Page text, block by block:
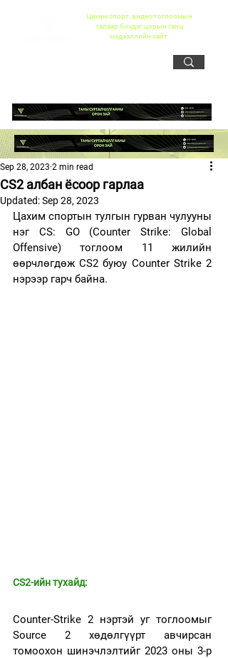
Цахим спорт, видео тоглоомын
талаар бичдэг цорын ганц
мэдээллийн сайт
CS2 албан ёсоор гарлаа
Sep 28, 2023 2 min read
Updated:Sep 28, 2023
Цахим спортын тулгын гурван чулууны
нэг CS: GO (Counter Strike: Global
Offensive) тоглоом 11 жилийн
өөрчлөгдөж CS2 буюу Counter Strike 2
нэрээр гарч байна.
CS2-ийн тухайд:
Counter-Strike 2 нэртэй уг тоглоомыг
Source 2 хөдөлгүүрт авчирсан
томоохон шинэчлэлтийг 2023 оны 3-р